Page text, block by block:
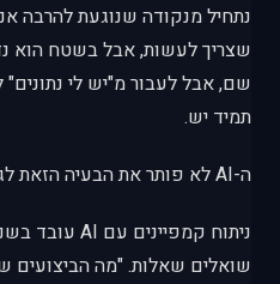
נתחיל מנקודה שנוגעת להרבה
שצריך לעשות, אבל בשטח הוא
שם, אבל לעבור מ"יש לי
תמיד יש.
ה-AI לא פותר את הבעיה הזאת לגמרי, אבל הוא מקצר אותה משמעותית.
ניתוח קמפיינים עם AI עובד בשני מצבים שונים. הראשון הוא
שואלים שאלות. "מה הביצועים